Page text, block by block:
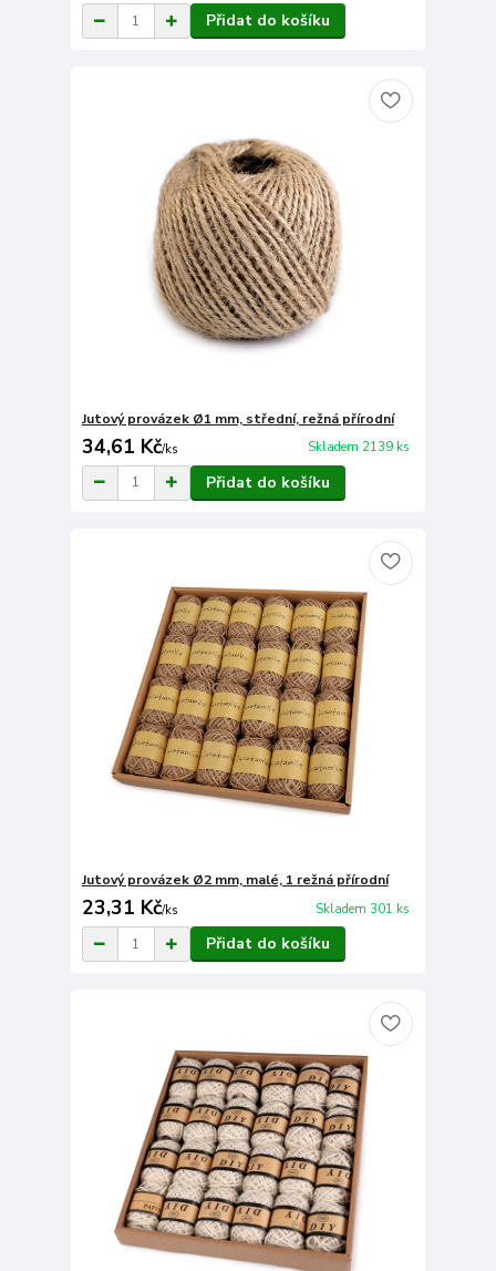
Přidat do košíku
Jutový provázek Ø1 mm, střední, režná přírodní
34,61 Kč/ks Skladem 2139 ks
Přidat do košíku
Jutový provázek Ø2 mm, malé, 1 režná přírodní
23,31 Kč/ks Skladem 301 ks
Přidat do košíku